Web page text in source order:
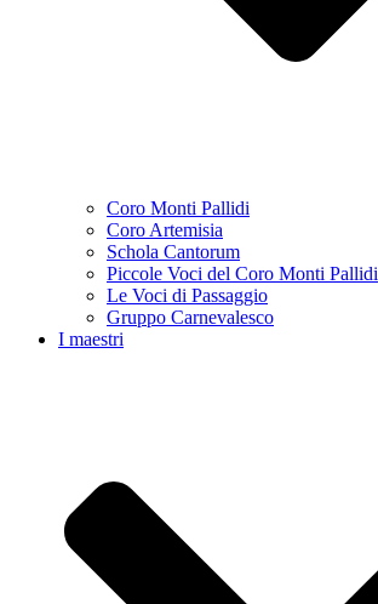
Coro Monti Pallidi
Coro Artemisia
Schola Cantorum
Piccole Voci del Coro Monti Pallidi
Le Voci di Passaggio
Gruppo Carnevalesco
I maestri